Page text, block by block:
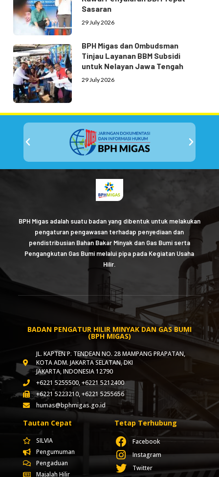
Sasaran
29 July 2026
BPH Migas dan Ombudsman
Tinjau Layanan BBM Subsidi
untuk Nelayan Jawa Tengah
29 July 2026
BPH Migas adalah suatu badan yang dibentuk untuk melakukan
pengaturan pengawasan terhadap penyediaan dan
pendistribusian Bahan Bakar Minyak dan Gas Bumi serta
Pengangkutan Gas Bumi melalui pipa pada Kegiatan Usaha
Hilir.
BADAN PENGATUR HILIR MINYAK DAN GAS BUMI
(BPH MIGAS)
JL. KAPTEN P. TENDEAN NO. 28 MAMPANG PRAPATAN,
KOTA ADM. JAKARTA SELATAN, DKI
JAKARTA, INDONESIA 12790
+6221 5255500, +6221 5212400
+6221 5223210, +6221 5255656
humas@bphmigas.go.id
Tautan Cepat
SILVIA
Pengumuman
Pengaduan
Majalah Hilir
Tetap Terhubung
Facebook
Instagram
Twitter